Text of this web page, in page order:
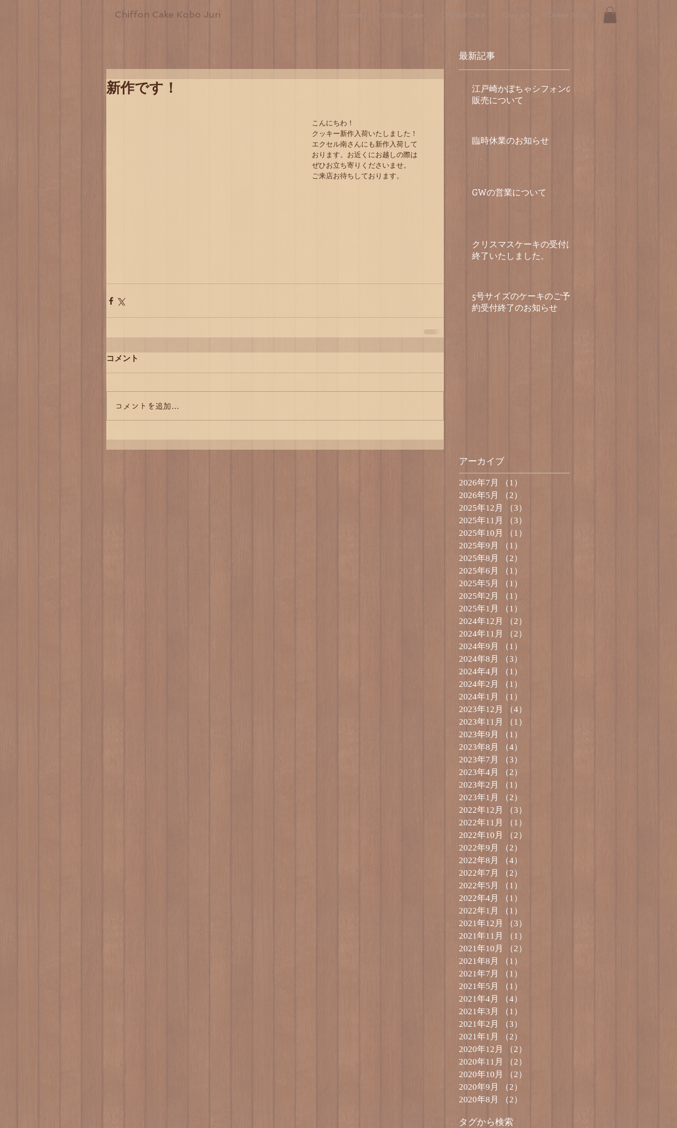
Chiffon Cake Kobo Juri Home Chiffon Cake Original Cake Contact Online Shop
最新記事
新作です！
こんにちわ！
クッキー新作入荷いたしました！
エクセル南さんにも新作入荷して
おります。お近くにお越しの際は
ぜひお立ち寄りくださいませ。
ご来店お待ちしております。
コメント
コメントを追加…
江戸崎かぼちゃシフォンの
販売について
臨時休業のお知らせ
GWの営業について
クリスマスケーキの受付は
終了いたしました。
5号サイズのケーキのご予
約受付終了のお知らせ
アーカイブ
2026年7月 （1）
2026年5月
（2）
2025年12月
（3）
2025年11月
（3）
2025年10月
（1）
2025年9月
（1）
2025年8月
（2）
2025年6月
（1）
2025年5月
（1）
2025年2月
（1）
2025年1月
（1）
2024年12月
（2）
2024年11月
（2）
2024年9月
（1）
2024年8月
（3）
2024年4月
（1）
2024年2月
（1）
2024年1月
（1）
2023年12月
（4）
2023年11月
（1）
2023年9月
（1）
2023年8月
（4）
2023年7月
（3）
2023年4月
（2）
2023年2月
（1）
2023年1月
（2）
2022年12月
（3）
2022年11月
（1）
2022年10月
（2）
2022年9月
（2）
2022年8月
（4）
2022年7月
（2）
2022年5月
（1）
2022年4月
（1）
2022年1月
（1）
2021年12月
（3）
2021年11月
（1）
2021年10月
（2）
2021年8月
（1）
2021年7月
（1）
2021年5月
（1）
2021年4月
（4）
2021年3月
（1）
2021年2月
（3）
2021年1月
（2）
2020年12月
（2）
2020年11月
（2）
2020年10月
（2）
2020年9月
（2）
2020年8月
（2）
タグから検索